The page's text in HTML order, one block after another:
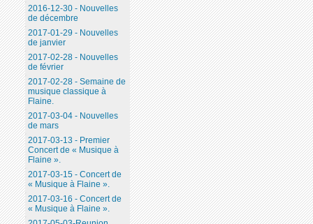
2016-12-30 - Nouvelles
de décembre
2017-01-29 - Nouvelles
de janvier
2017-02-28 - Nouvelles
de février
2017-02-28 - Semaine de
musique classique à
Flaine.
2017-03-04 - Nouvelles
de mars
2017-03-13 - Premier
Concert de « Musique à
Flaine ».
2017-03-15 - Concert de
« Musique à Flaine ».
2017-03-16 - Concert de
« Musique à Flaine ».